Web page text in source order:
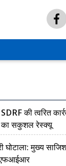
की त्वरित
का सकुशल रेस्क्यू
घोटाला: मुख्य